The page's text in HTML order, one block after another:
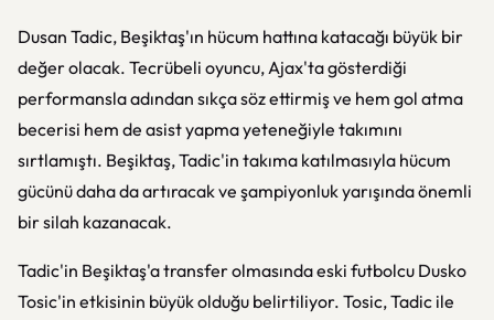
Dusan Tadic, Beşiktaş'ın hücum hattına katacağı büyük bir
değer olacak. Tecrübeli oyuncu, Ajax'ta gösterdiği
performansla adından sıkça söz ettirmiş ve hem gol atma
becerisi hem de asist yapma yeteneğiyle takımını
sırtlamıştı. Beşiktaş, Tadic'in takıma katılmasıyla hücum
gücünü daha da artıracak ve şampiyonluk yarışında önemli
bir silah kazanacak.
Tadic'in Beşiktaş'a transfer olmasında eski futbolcu Dusko
Tosic'in etkisinin büyük olduğu belirtiliyor. Tosic, Tadic ile